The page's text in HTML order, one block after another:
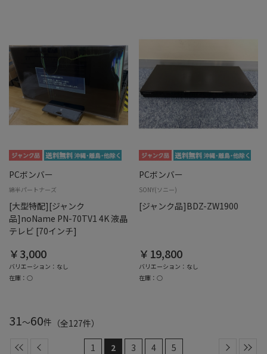
PCボンバー
綿半パートナーズ
[大型特配][ジャンク
品]noName PN-70TV1 4K 液晶
テレビ [70インチ]
￥3,000
バリエーション：なし
在庫：○
PCボンバー
SONY(ソニー)
[ジャンク品]BDZ-ZW1900
￥19,800
バリエーション：なし
在庫：○
31～60件 （全127件）
1 2 3 4 5